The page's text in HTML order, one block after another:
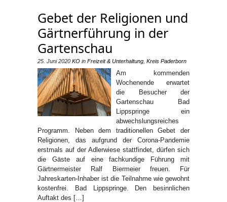
Gebet der Religionen und
Gärtnerführung in der
Gartenschau
25. Juni 2020 KO in Freizeit & Unterhaltung Kreis Paderborn
Am kommenden
Wochenende erwartet
die Besucher der
Gartenschau Bad
Lippspringe ein
abwechslungsreiches
Programm. Neben dem traditionellen Gebet der
Religionen, das aufgrund der Corona-Pandemie
erstmals auf der Adlerwiese stattfindet, dürfen sich
die Gäste auf eine fachkundige Führung mit
Gärtnermeister Ralf Biermeier freuen. Für
Jahreskarten-Inhaber ist die Teilnahme wie gewohnt
kostenfrei. Bad Lippspringe. Den besinnlichen
Auftakt des […]